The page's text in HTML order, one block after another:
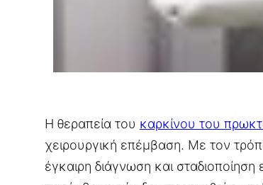
Η θεραπεία του καρκίνου του
χειρουργική επέμβαση. Με τον
έγκαιρη διάγνωση και